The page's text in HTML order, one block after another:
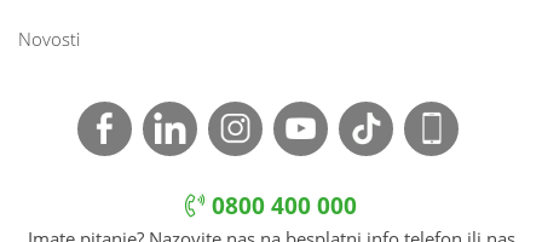
Novosti
0800 400 000